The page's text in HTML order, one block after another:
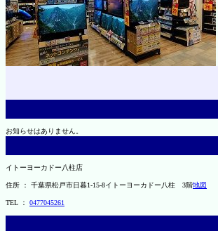
お知らせはありません。
イトーヨーカドー八柱店
住所 ： 千葉県松戸市日暮1-15-8イトーヨーカドー八柱 3階地図
TEL ： 0477045261